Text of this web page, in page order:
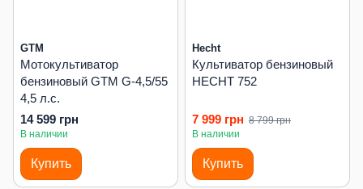
GTM
Мотокультиватор
бензиновый GTM G-4,5/55
4,5 л.с.
14 599 грн
В наличии
Купить
Hecht
Культиватор бензиновый
HECHT 752
7 999 грн 8 799 грн
В наличии
Купить